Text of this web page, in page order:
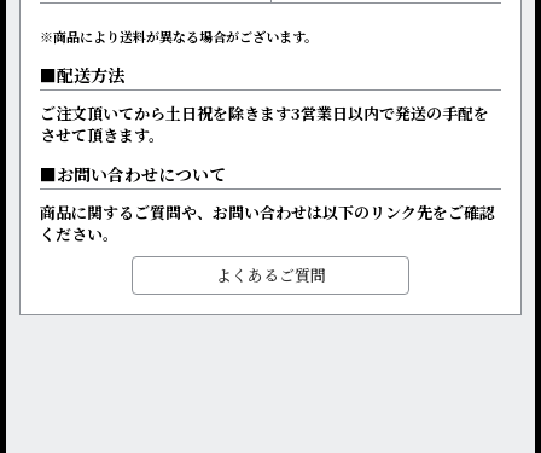
※商品により送料が異なる場合がございます。
配送方法
ご注文頂いてから土日祝を除きます3営業日以内で発送の手配を
させて頂きます。
お問い合わせについて
商品に関するご質問や、お問い合わせは以下のリンク先をご確認
ください。
よくあるご質問